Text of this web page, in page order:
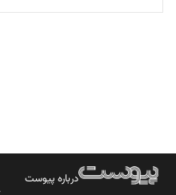
تحریریه
درباره پیوست